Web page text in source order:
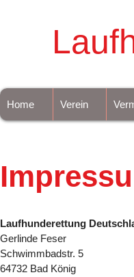
Home Verein
Laufhunderettung
Gerlinde Feser
Schwimmbadstr. 5
64732 Bad König